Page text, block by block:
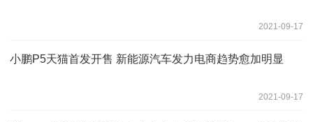
2021-09-17
小鹏P5天猫首发开售 新能源汽车发力电商趋势愈加明显
2021-09-17